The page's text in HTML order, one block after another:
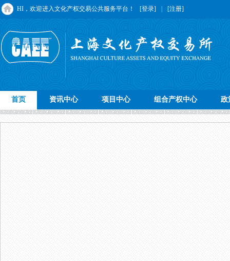
HI，欢迎进入文化产权交易公共服务平台！ [登录] [注册]
首页 资讯中心 项目中心 组合产权中心 政